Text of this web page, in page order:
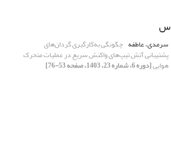
س
سرمدی، عاطفه چگونگی به‌کارگیری گردان‌های
پشتیبانی آتش تیپ‌های واکنش سریع در عملیات متحرک
هوایی[دوره 6، شماره 23، 1403، صفحه 53-76]